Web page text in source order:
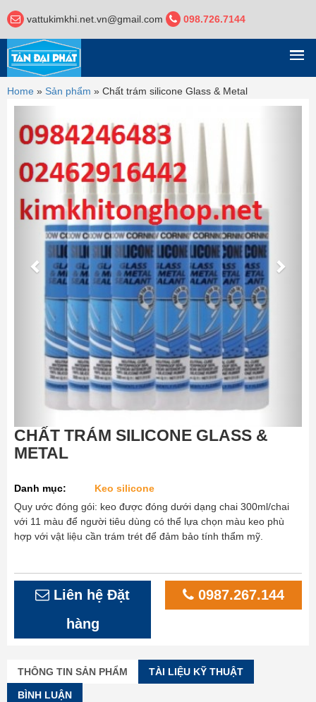
vattukimkhi.net.vn@gmail.com 098.726.7144
DANH MỤC
Home » Sản phẩm » Chất trám silicone Glass & Metal
CHẤT TRÁM SILICONE GLASS &
METAL
Danh mục:
Keo silicone
Quy ước đóng gói: keo được đóng dưới dạng chai 300ml/chai
với 11 màu để người tiêu dùng có thể lựa chọn màu keo phù
hợp với vật liệu cần trám trét để đảm bảo tính thẩm mỹ.
Liên hệ Đặt
hàng
0987.267.144
THÔNG TIN SẢN PHẨM TÀI LIỆU KỸ THUẬT
BÌNH LUẬN